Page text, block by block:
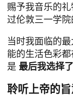
赐予我音乐的
过伦敦三一学院
当时我面临的
能的生活色彩
是 最后我选择
聆听上帝的